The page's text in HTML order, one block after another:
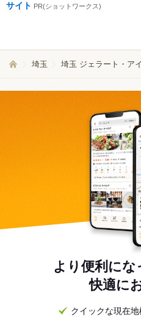
サイト PR(ショットワークス)
埼玉 埼玉 ジェラート・ア
より便利に
快適に
クイックな現在